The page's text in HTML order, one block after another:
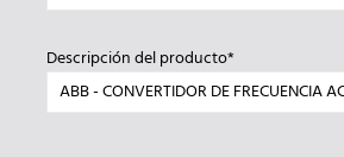
Descripción del producto*